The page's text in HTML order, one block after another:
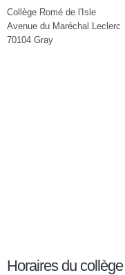
Collège Romé de l'Isle
Avenue du Maréchal Leclerc
70104 Gray
Horaires du collège